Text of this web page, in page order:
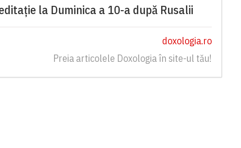
la Duminica a 10-a după Rusalii
doxologia.ro
Preia articolele Doxologia în site-ul tău!